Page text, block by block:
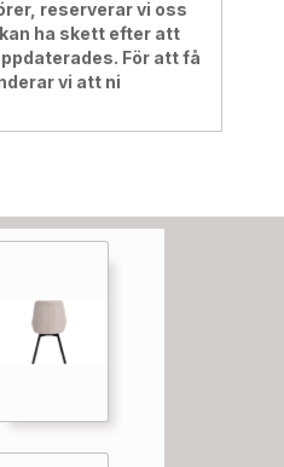
reserverar vi oss
ha skett efter att
För att få
vi att ni